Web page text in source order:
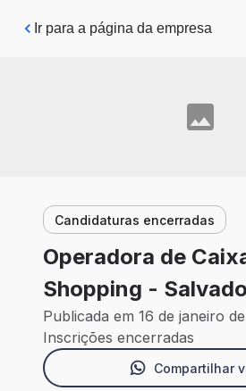
Pular para o conteúdo principal
Ir para a página da empresa
Candidaturas encerradas
Operadora de
Shopping -
Publicada em 16 de janeiro
Inscrições encerradas
Compartilhar